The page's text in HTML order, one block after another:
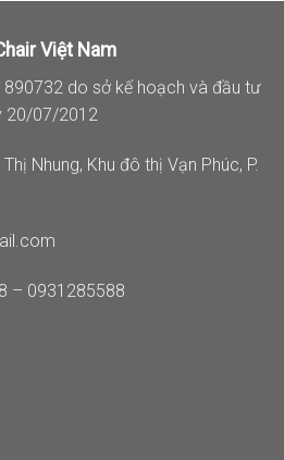
Việt Nam
do sở kế hoạch và đầu tư
20/07/2012
Nhung, Khu đô thị Vạn Phúc, P.
– 0931285588